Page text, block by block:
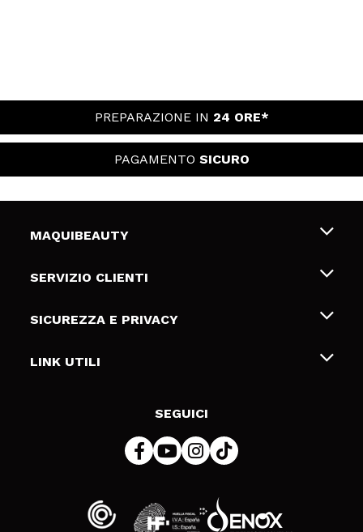
PREPARAZIONE IN 24 ORE*
PAGAMENTO SICURO
MAQUIBEAUTY
Chi siamo
Gift Cards
SERVIZIO CLIENTI
Spedizioni & Resi
Metodi di pagamamento
SICUREZZA E PRIVACY
Termini e condizioni
LINK UTILI
SEGUICI